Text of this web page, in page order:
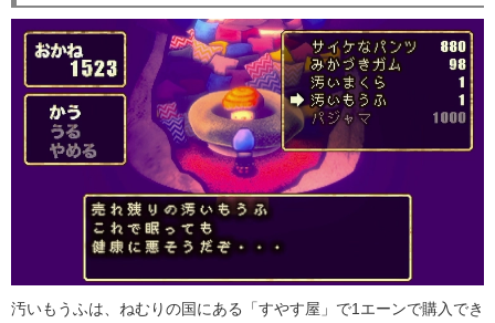
汚いもうふは、ねむりの国にある「すやす屋」で1エーンで購入でき